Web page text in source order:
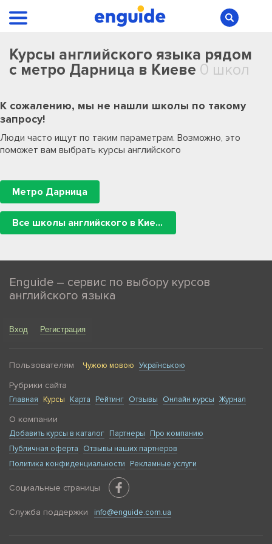
Курсы английского языка рядом
с метро Дарница в Киеве 0 школ
К сожалению, мы не нашли школы по такому
запросу!
Люди часто ищут по таким параметрам. Возможно, это
поможет вам выбрать курсы английского
Метро Дарница
Все школы английского в Киеве
Enguide – сервис по выбору курсов
английского языка
Вход Регистрация
Пользователям Чужою мовою Українською
Рубрики сайта
Главная Курсы Карта Рейтинг Отзывы Онлайн курсы Журнал
О компании
Добавить курсы в каталог Партнеры
Про компанию
Публичная оферта
Отзывы наших партнеров
Политика конфиденциальности
Рекламные услуги
Социальные страницы
Служба поддержки info@enguide.com.ua